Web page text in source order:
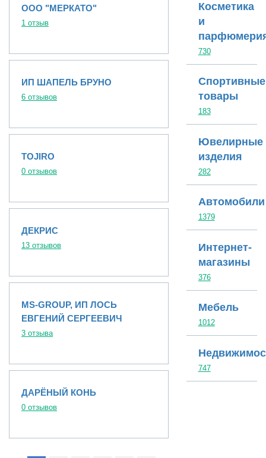
ООО "МЕРКАТО"
1 отзыв
ИП ШАПЕЛЬ БРУНО
6 отзывов
TOJIRO
0 отзывов
ДЕКРИС
13 отзывов
MS-GROUP, ИП ЛОСЬ
ЕВГЕНИЙ СЕРГЕЕВИЧ
3 отзыва
ДАРЁНЫЙ КОНЬ
0 отзывов
Косметика
и
730
Спортивные
товары
183
Ювелирные
изделия
282
Автомобили
1379
Интернет-
магазины
376
Мебель
1012
747